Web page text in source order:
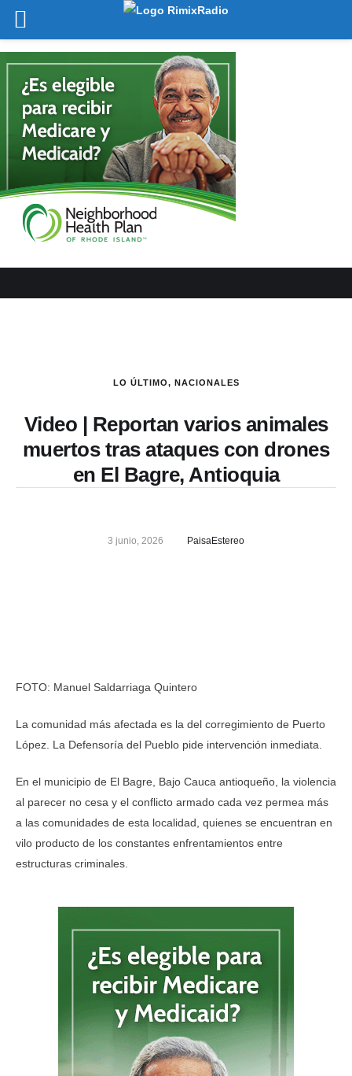
LO ÚLTIMO, NACIONALES
Video | Reportan varios animales
muertos tras ataques con drones
en El Bagre, Antioquia
3 junio, 2026 PaisaEstereo
FOTO: Manuel Saldarriaga Quintero
La comunidad más afectada es la del corregimiento de Puerto
López. La Defensoría del Pueblo pide intervención inmediata.
En el municipio de El Bagre, Bajo Cauca antioqueño, la violencia
al parecer no cesa y el conflicto armado cada vez permea más
a las comunidades de esta localidad, quienes se encuentran en
vilo producto de los constantes enfrentamientos entre
estructuras criminales.